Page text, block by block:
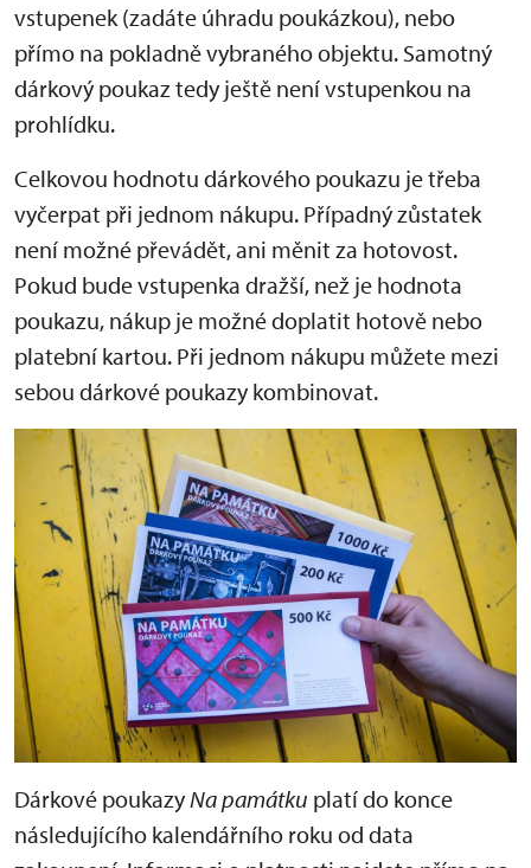
vstupenek (zadáte úhradu poukázkou), nebo
přímo na pokladně vybraného objektu. Samotný
dárkový poukaz tedy ještě není vstupenkou na
prohlídku.
Celkovou hodnotu dárkového poukazu je třeba
vyčerpat při jednom nákupu. Případný zůstatek
není možné převádět, ani měnit za hotovost.
Pokud bude vstupenka dražší, než je hodnota
poukazu, nákup je možné doplatit hotově nebo
platební kartou. Při jednom nákupu můžete mezi
sebou dárkové poukazy kombinovat.
Dárkové poukazyNa památku platí do konce
následujícího kalendářního roku od data